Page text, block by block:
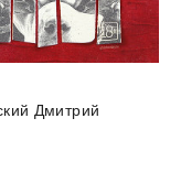
Дмитрий